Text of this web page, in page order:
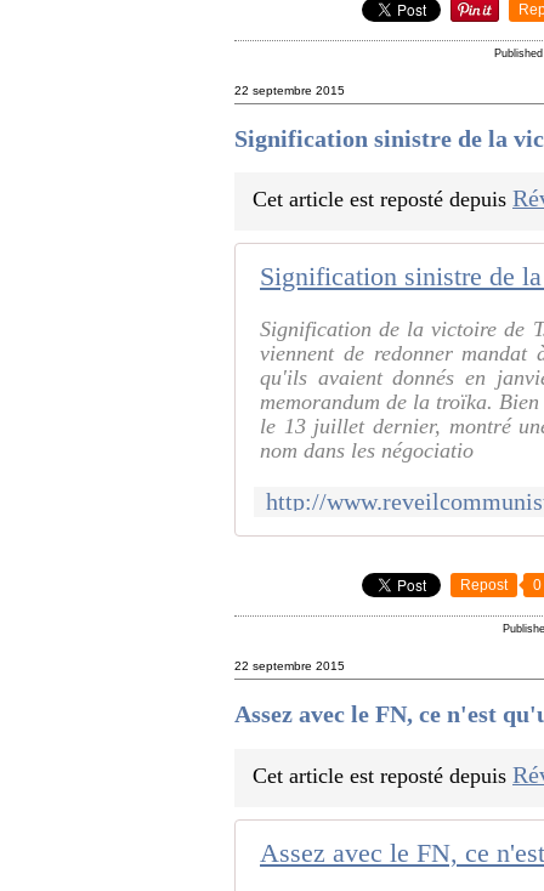
22 septembre 2015
Signification sinistre de la
Cet article est reposté depuis
Signification sinistre de
Signification de la victoire de
viennent de redonner
qu'ils avaient donnés en
memorandum de la troïka.
le 13 juillet dernier, montré
nom dans les négociatio
Repost 0
22 septembre 2015
Assez avec le FN, ce n'est
Cet article est reposté depuis
Assez avec le FN, ce